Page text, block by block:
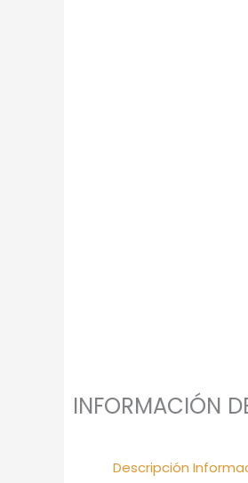
INFORMACIÓN
Descripción